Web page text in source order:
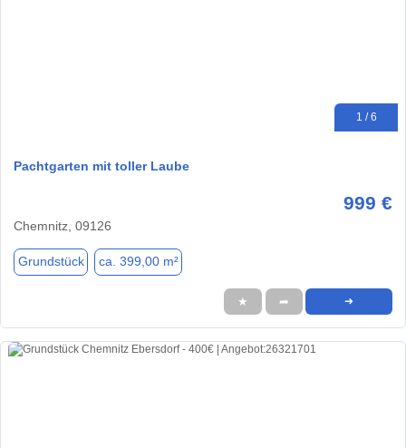
1 / 6
Pachtgarten mit toller Laube
999 €
Chemnitz, 09126
Grundstück ca. 399,00 m²
★ ➦ ➜